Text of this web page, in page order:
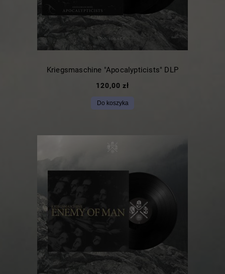
Kriegsmaschine "Apocalypticists" DLP
120,00 zł
Do koszyka